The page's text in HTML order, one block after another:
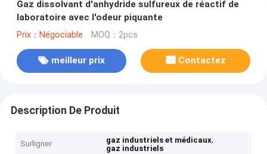
Gaz dissolvant d'anhydride sulfureux de réactif de
laboratoire avec l'odeur piquante
Prix：Négociable MOQ：2pcs
meilleur prix Contactez
Description De Produit
Surligner gaz industriels et médicaux,
gaz industriels